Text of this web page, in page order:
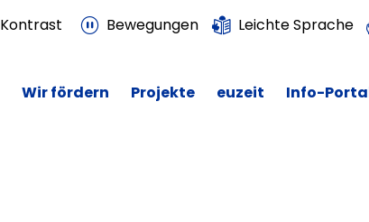
Kontrast Bewegungen Leichte Sprache
Wir fördern Projekte euzeit Info-